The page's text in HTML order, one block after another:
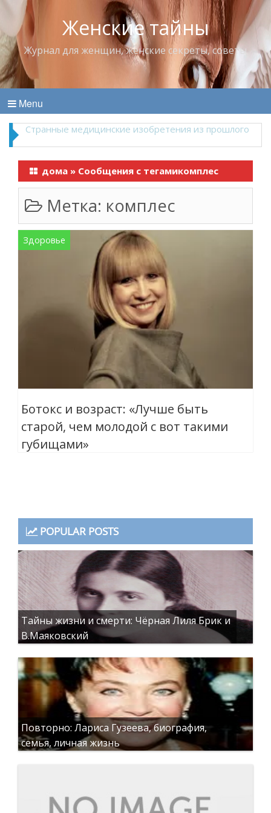
Женские тайны
Журнал для женщин, женские секреты, советы
Menu
Что пить в жару
дома » Сообщения с тегамикомплес
Метка: комплес
Здоровье
Ботокс и возраст: «Лучше быть
старой, чем молодой с вот такими
губищами»
POPULAR POSTS
Тайны жизни и смерти: Чёрная Лиля Брик и
В.Маяковский
Повторно: Лариса Гузеева, биография,
семья, личная жизнь